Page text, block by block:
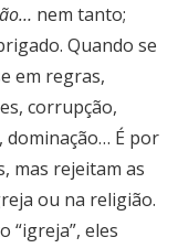
nem tanto;
Quando se
em regras,
corrupção,
dominação… É por
mas rejeitam as
ou na religião.
“igreja”, eles